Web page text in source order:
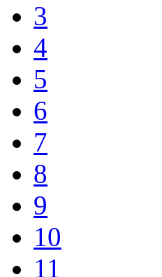
3
4
5
6
7
8
9
10
11